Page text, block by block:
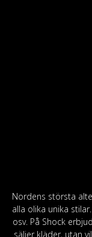
Nordens största
alla olika unika
osv. På Shock
säljer kläder, utan